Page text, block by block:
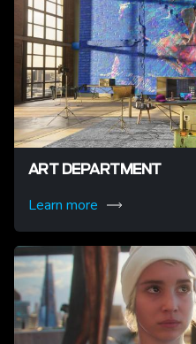
ART DEPARTMENT
Learn more